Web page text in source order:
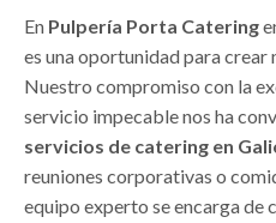
En Pulpería Porta Catering
es una oportunidad para
Nuestro compromiso con la
servicio impecable nos ha
servicios de catering en
reuniones corporativas o
equipo experto se encarga de